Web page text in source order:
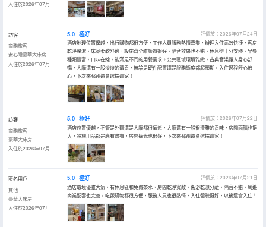
入住於2026年07月
訪客
商務旅客
安心睡豪華大床房
入住於2026年07月
5.0 極好
評價於：2026年07月24日
酒店地理位置優越，出行購物都很方便，工作人員服務熱情專業，辦理入住高效快捷，客房
乾淨整潔，床品柔軟舒適，設施齊全維護得很好，隔音效果也不錯，休息得十分安穩，早餐
種類豐富，口味在線，能滿足不同的用餐需求。公共區域環境雅緻，古典音樂讓人身心舒
暢，大廳還有一股淡淡的清香，無論是硬件配置還是服務態度都超預期，入住過程舒心放
心，下次來邳州還會選擇這家！
訪客
商務旅客
豪華大床房
入住於2026年07月
5.0 極好
評價於：2026年07月22日
酒店位置優越，不管是外觀還是大廳都很氣派，大廳還有一股很清雅的香味，房間面積也挺
大，設施用品都是應有盡有，房間採光也很好，下次來邳州還會選擇這家！
匿名用戶
其他
豪華大床房
入住於2026年07月
5.0 極好
評價於：2026年07月21日
酒店環境優雅大氣，有休息區和免費茶水，房間乾淨寬敞，衞浴乾濕分離，隔音不錯，周邊
商業配套也完善，吃飯購物都很方便，服務人員也很熱情，入住體驗挺好，以後還會入住！